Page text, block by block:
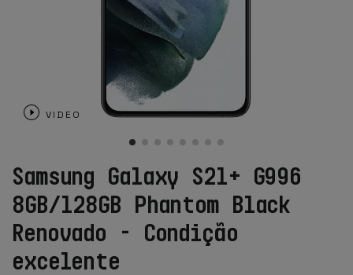
VIDEO
Samsung Galaxy S21+ G996
8GB/128GB Phantom Black
Renovado - Condição
excelente